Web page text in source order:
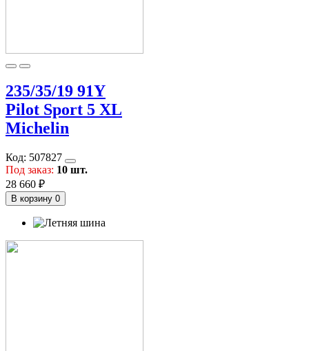
235/35/19 91Y
Pilot Sport 5 XL
Michelin
Код: 507827
Под заказ: 10 шт.
28 660 ₽
В корзину 0